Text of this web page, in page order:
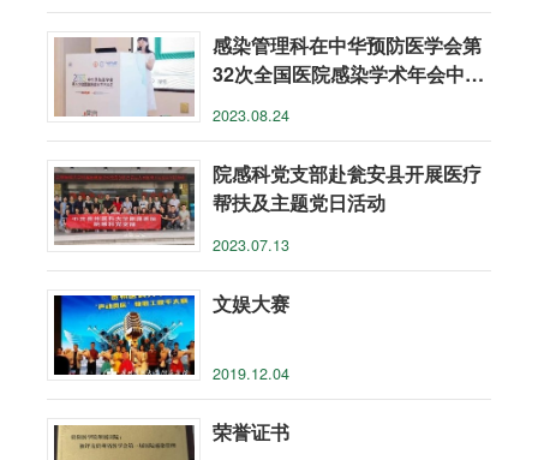
感染管理科在中华预防医学会第
32次全国医院感染学术年会中斩
2023.08.24
院感科党支部赴瓮安县开展医疗
帮扶及主题党日活动
2023.07.13
文娱大赛
2019.12.04
荣誉证书